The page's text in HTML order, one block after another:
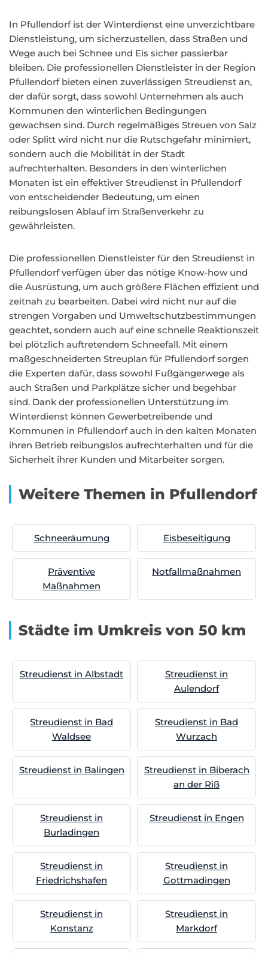
In Pfullendorf ist der Winterdienst eine unverzichtbare
Dienstleistung, um sicherzustellen, dass Straßen und
Wege auch bei Schnee und Eis sicher passierbar
bleiben. Die professionellen Dienstleister in der Region
Pfullendorf bieten einen zuverlässigen Streudienst an,
der dafür sorgt, dass sowohl Unternehmen als auch
Kommunen den winterlichen Bedingungen
gewachsen sind. Durch regelmäßiges Streuen von Salz
oder Splitt wird nicht nur die Rutschgefahr minimiert,
sondern auch die Mobilität in der Stadt
aufrechterhalten. Besonders in den winterlichen
Monaten ist ein effektiver Streudienst in Pfullendorf
von entscheidender Bedeutung, um einen
reibungslosen Ablauf im Straßenverkehr zu
gewährleisten.
Die professionellen Dienstleister für den Streudienst in
Pfullendorf verfügen über das nötige Know-how und
die Ausrüstung, um auch größere Flächen effizient und
zeitnah zu bearbeiten. Dabei wird nicht nur auf die
strengen Vorgaben und Umweltschutzbestimmungen
geachtet, sondern auch auf eine schnelle Reaktionszeit
bei plötzlich auftretendem Schneefall. Mit einem
maßgeschneiderten Streuplan für Pfullendorf sorgen
die Experten dafür, dass sowohl Fußgängerwege als
auch Straßen und Parkplätze sicher und begehbar
sind. Dank der professionellen Unterstützung im
Winterdienst können Gewerbetreibende und
Kommunen in Pfullendorf auch in den kalten Monaten
ihren Betrieb reibungslos aufrechterhalten und für die
Sicherheit ihrer Kunden und Mitarbeiter sorgen.
Weitere Themen in Pfullendorf
Schneeräumung Eisbeseitigung
Präventive
Maßnahmen
Notfallmaßnahmen
Städte im Umkreis von 50 km
Streudienst in Albstadt
Streudienst in
Aulendorf
Streudienst in Bad
Waldsee
Streudienst in Bad
Wurzach
Streudienst in Balingen
Streudienst in Biberach
an der Riß
Streudienst in
Burladingen
Streudienst in Engen
Streudienst in
Friedrichshafen
Streudienst in
Gottmadingen
Streudienst in
Konstanz
Streudienst in
Markdorf